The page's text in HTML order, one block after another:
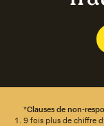
*Clauses de non-
9 fois plus de chiffre